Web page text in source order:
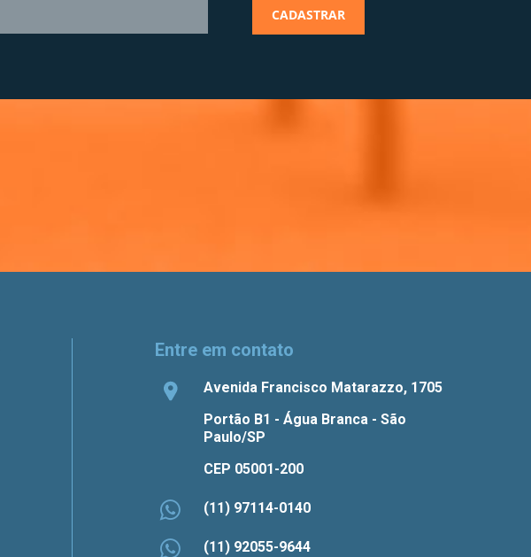
Entre em contato
Avenida Francisco Matarazzo, 1705
Portão B1 - Água Branca - São
Paulo/SP
CEP 05001-200
(11) 97114-0140
(11) 92055-9644